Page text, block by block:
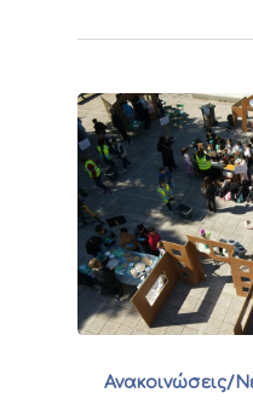
Ανακοινώσεις/